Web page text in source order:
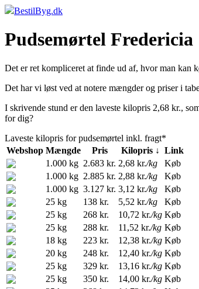
BestilByg.dk
Pudsemørtel Fredericia
Det er ret kompliceret at finde ud af, hvor man kan
Det har vi løst ved at notere mængder og priser i
I skrivende stund er den laveste kilopris 2,68 kr.,
for dig?
Laveste kilopris for pudsemørtel inkl. fragt*
Webshop Mængde Pris Kilopris ↓ Link
1.000 kg 2.683 kr. 2,68 kr./kg
Køb
1.000 kg 2.885 kr. 2,88 kr./kg
Køb
1.000 kg 3.127 kr. 3,12 kr./kg
Køb
25 kg
138 kr. 5,52 kr./kg
Køb
25 kg
268 kr. 10,72 kr./kg Køb
25 kg
288 kr. 11,52 kr./kg Køb
18 kg
223 kr. 12,38 kr./kg Køb
20 kg
248 kr. 12,40 kr./kg Køb
25 kg
329 kr. 13,16 kr./kg Køb
25 kg
350 kr. 14,00 kr./kg Køb